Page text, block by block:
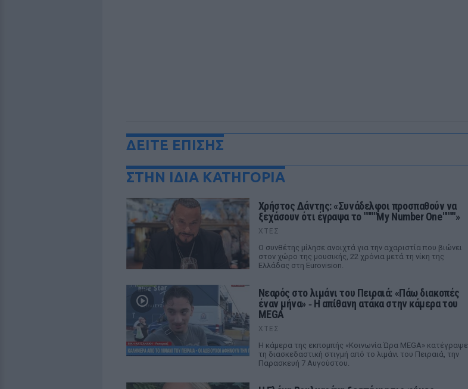
ΔΕΙΤΕ ΕΠΙΣΗΣ
ΣΤΗΝ ΙΔΙΑ ΚΑΤΗΓΟΡΙΑ
Χρήστος Δάντης: «Συνάδελφοι προσπαθούν να
ξεχάσουν ότι έγραψα το """"My Number One""""»
ΧΤΕΣ
Ο συνθέτης μίλησε ανοιχτά για την αχαριστία που βιώνει
στον χώρο της μουσικής, 22 χρόνια μετά τη νίκη της
Ελλάδας στη Eurovision.
Νεαρός στο λιμάνι του Πειραιά: «Πάω διακοπές
έναν μήνα» ‑ Η απίθανη ατάκα στην κάμερα του
MEGA
ΧΤΕΣ
Η κάμερα της εκπομπής «Κοινωνία Ώρα MEGA» κατέγραψε
τη διασκεδαστική στιγμή από το λιμάνι του Πειραιά, την
Παρασκευή 7 Αυγούστου.